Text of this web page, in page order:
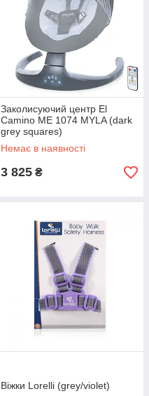
Заколисуючий центр El
Camino ME 1074 MYLA (dark
grey squares)
Немає в наявності
3 825 ₴
Віжки Lorelli (grey/violet)